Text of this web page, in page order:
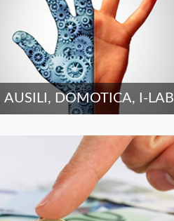
AUSILI, DOMOTICA, I-LAB